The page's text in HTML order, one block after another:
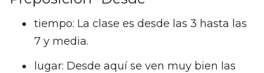
tiempo: La clase es desde las 3 hasta las
7 y media.
lugar: Desde aquí se ven muy bien las